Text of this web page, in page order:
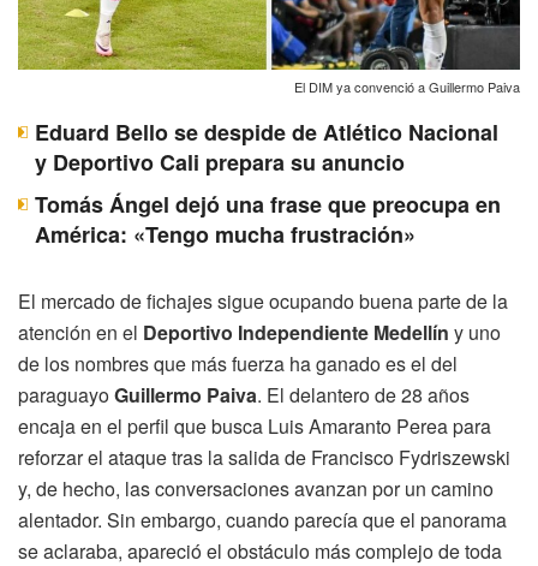
El DIM ya convenció a Guillermo Paiva
Eduard Bello se despide de Atlético Nacional
y Deportivo Cali prepara su anuncio
Tomás Ángel dejó una frase que preocupa en
América: «Tengo mucha frustración»
El mercado de fichajes sigue ocupando buena parte de la
atención en el Deportivo Independiente Medellín y uno
de los nombres que más fuerza ha ganado es el del
paraguayoGuillermo Paiva. El delantero de 28 años
encaja en el perfil que busca Luis Amaranto Perea para
reforzar el ataque tras la salida de Francisco Fydriszewski
y, de hecho, las conversaciones avanzan por un camino
alentador. Sin embargo, cuando parecía que el panorama
se aclaraba, apareció el obstáculo más complejo de toda